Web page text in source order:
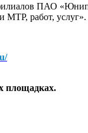
ПАО
МТР, работ, услуг».
площадках.